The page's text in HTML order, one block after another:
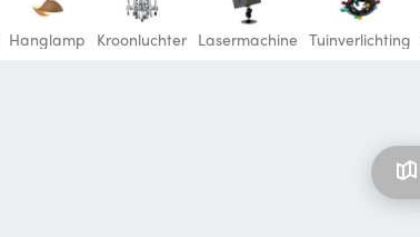
Hanglamp Kroonluchter Lasermachine Tuinverlichting